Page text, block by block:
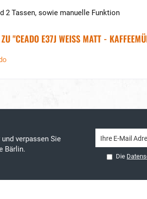
2 Tassen, sowie manuelle Funktion
"CEADO E37J WEISS MATT -
verpassen Sie
Bärlin.
Die